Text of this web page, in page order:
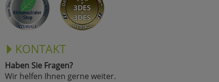
KONTAKT
Haben Sie Fragen?
Wir helfen Ihnen gerne weiter.